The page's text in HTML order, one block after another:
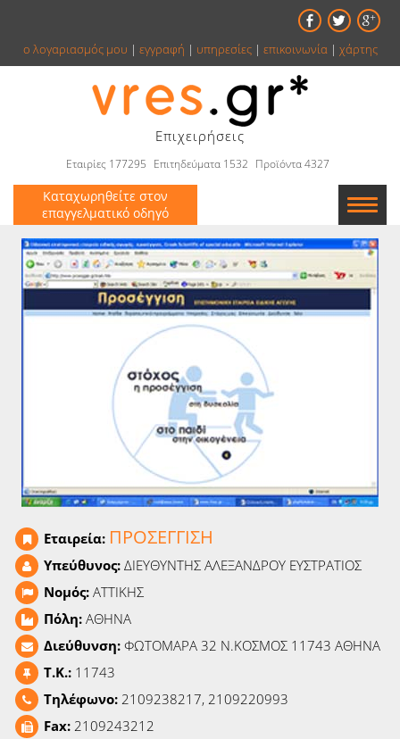
ο λογαριασμός μου | εγγραφή | υπηρεσίες| επικοινωνία| χάρτης
Επιχειρήσεις
Εταιρίες 177295 Επιτηδεύματα 1532 Προϊόντα 4327
Καταχωρηθείτε στον
επαγγελματικό οδηγό
Εταιρείες
Κατάλογος
Ραδιόφωνο
Ταινίες
Εταιρεία: ΠΡΟΣΕΓΓΙΣΗ
Υπεύθυνος: ΔΙΕΥΘΥΝΤΗΣ ΑΛΕΞΑΝΔΡΟΥ ΕΥΣΤΡΑΤΙΟΣ
Νομός: ΑΤΤΙΚΗΣ
Πόλη: ΑΘΗΝΑ
Διεύθυνση: ΦΩΤΟΜΑΡΑ 32 Ν.ΚΟΣΜΟΣ 11743 ΑΘΗΝΑ
T.K.: 11743
Τηλέφωνο: 2109238217, 2109220993
Fax: 2109243212